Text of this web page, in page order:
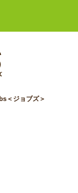
＜ジョブズ＞